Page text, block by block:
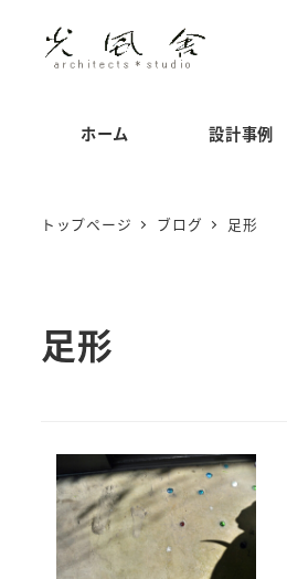
ホーム 設計事例
トップページ ブログ 足形
足形